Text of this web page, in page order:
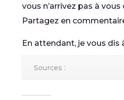
vous n’arrivez pas à
Partagez en
En attendant, je vous dis
Sources :